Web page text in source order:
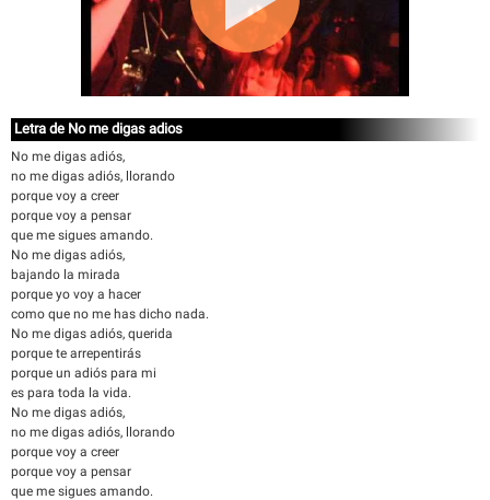
Letra de No me digas adios
No me digas adiós,
no me digas adiós, llorando
porque voy a creer
porque voy a pensar
que me sigues amando.
No me digas adiós,
bajando la mirada
porque yo voy a hacer
como que no me has dicho nada.
No me digas adiós, querida
porque te arrepentirás
porque un adiós para mi
es para toda la vida.
No me digas adiós,
no me digas adiós, llorando
porque voy a creer
porque voy a pensar
que me sigues amando.